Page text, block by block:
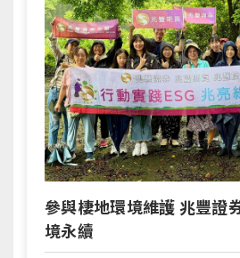
參與棲地環境維護 兆豐證
境永續